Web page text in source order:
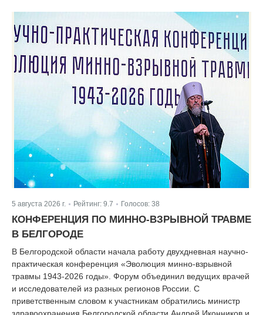
5 августа 2026 г. | Рейтинг: 9.7 Голосов: 38
КОНФЕРЕНЦИЯ ПО МИННО-ВЗРЫВНОЙ ТРАВМЕ
В БЕЛГОРОДЕ
В Белгородской области начала работу двухдневная научно-
практическая конференция «Эволюция минно-взрывной
травмы 1943-2026 годы». Форум объединил ведущих врачей
и исследователей из разных регионов России. С
приветственным словом к участникам обратились министр
здравоохранения Белгородской области Андрей Иконников и